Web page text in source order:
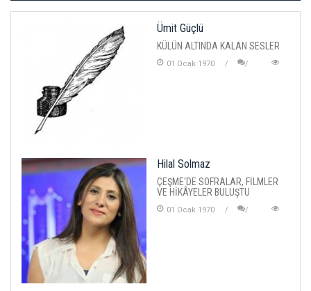
Ümit Güçlü
KÜLÜN ALTINDA KALAN SESLER
01 Ocak 1970
Hilal Solmaz
ÇEŞME'DE SOFRALAR, FİLMLER
VE HİKÂYELER BULUŞTU
01 Ocak 1970